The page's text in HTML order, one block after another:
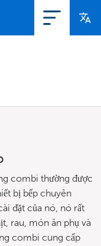
combi thường được
bị bếp chuyên
đặt của nó, nó rất
rau, món ăn phụ và
combi cung cấp